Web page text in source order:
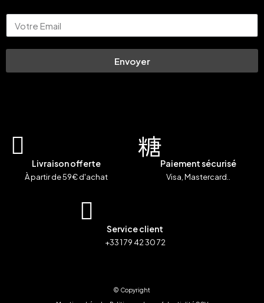
Envoyer
Livraison offerte
À partir de 59€ d'achat
Paiement sécurisé
Visa, Mastercard..
Service client
+33 1 79 42 30 72
© Copyright